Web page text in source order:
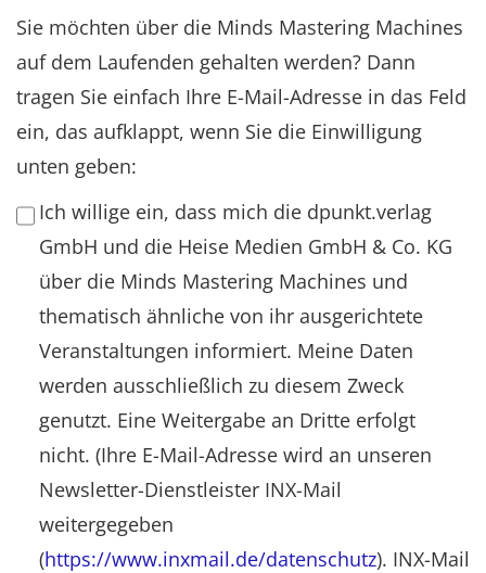
Sie möchten über die Minds Mastering Machines
auf dem Laufenden gehalten werden? Dann
tragen Sie einfach Ihre E-Mail-Adresse in das Feld
ein, das aufklappt, wenn Sie die Einwilligung
unten geben:
Ich willige ein, dass mich die dpunkt.verlag
GmbH und die Heise Medien GmbH & Co. KG
über die Minds Mastering Machines und
thematisch ähnliche von ihr ausgerichtete
Veranstaltungen informiert. Meine Daten
werden ausschließlich zu diesem Zweck
genutzt. Eine Weitergabe an Dritte erfolgt
nicht. (Ihre E-Mail-Adresse wird an unseren
Newsletter-Dienstleister INX-Mail
weitergegeben
(https://www.inxmail.de/datenschutz). INX-Mail